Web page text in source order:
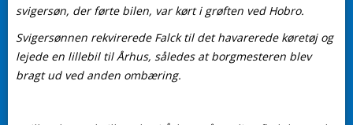
svigersøn, der førte bilen, var kørt i grøften ved Hobro.
Svigersønnen rekvirerede Falck til det havarerede køretøj og
lejede en lillebil til Århus, således at borgmesteren blev
bragt ud ved anden ombæring.